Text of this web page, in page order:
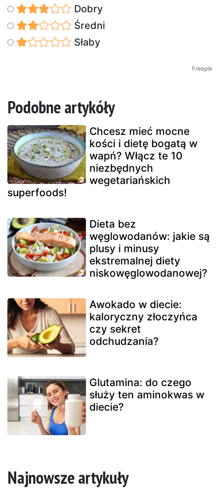
Dobry
Średni
Słaby
Freepik
Podobne artykóły
Chcesz mieć mocne
kości i dietę bogatą w
wapń? Włącz te 10
niezbędnych
wegetariańskich
superfoods!
Dieta bez
węglowodanów: jakie są
plusy i minusy
ekstremalnej diety
niskowęglowodanowej?
Awokado w diecie:
kaloryczny złoczyńca
czy sekret
odchudzania?
Glutamina: do czego
służy ten aminokwas w
diecie?
Najnowsze artykuły